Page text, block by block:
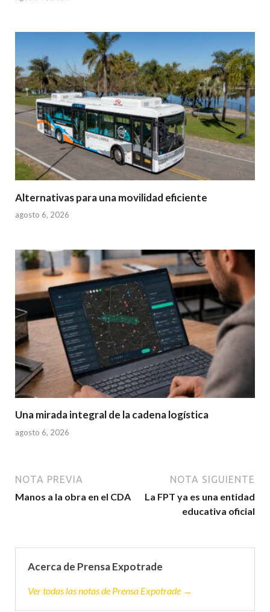
Alternativas para una movilidad eficiente
agosto 6, 2026
Una mirada integral de la cadena logística
agosto 6, 2026
NOTA PREVIA
Manos a la obra en el CDA
NOTA SIGUIENTE
La FPT ya es una entidad
educativa oficial
Acerca de Prensa Expotrade
Ver todas las notas de Prensa Expotrade →